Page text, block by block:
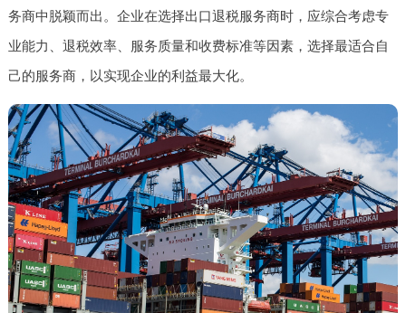
务商中脱颖而出。企业在选择出口退税服务商时，应综合考虑专
业能力、退税效率、服务质量和收费标准等因素，选择最适合自
己的服务商，以实现企业的利益最大化。